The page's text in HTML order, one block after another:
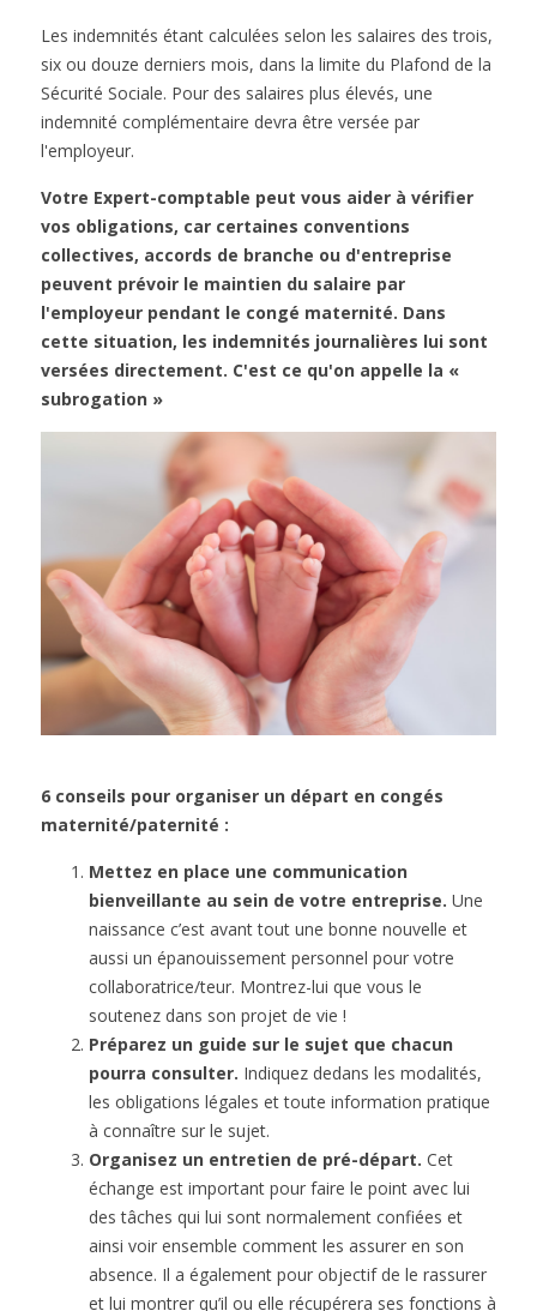
Les indemnités étant calculées selon les salaires des trois,
six ou douze derniers mois, dans la limite du Plafond de la
Sécurité Sociale. Pour des salaires plus élevés, une
indemnité complémentaire devra être versée par
l'employeur.
Votre Expert-comptable peut vous aider à vérifier
vos obligations, car certaines conventions
collectives, accords de branche ou d'entreprise
peuvent prévoir le maintien du salaire par
l'employeur pendant le congé maternité. Dans
cette situation, les indemnités journalières lui sont
versées directement. C'est ce qu'on appelle la «
subrogation »
6 conseils pour organiser un départ en congés
maternité/paternité :
Mettez en place une communication
bienveillante au sein de votre entreprise. Une
naissance c’est avant tout une bonne nouvelle et
aussi un épanouissement personnel pour votre
collaboratrice/teur. Montrez-lui que vous le
soutenez dans son projet de vie !
Préparez un guide sur le sujet que chacun
pourra consulter. Indiquez dedans les modalités,
les obligations légales et toute information pratique
à connaître sur le sujet.
Organisez un entretien de pré-départ. Cet
échange est important pour faire le point avec lui
des tâches qui lui sont normalement confiées et
ainsi voir ensemble comment les assurer en son
absence. Il a également pour objectif de le rassurer
et lui montrer qu’il ou elle récupérera ses fonctions à